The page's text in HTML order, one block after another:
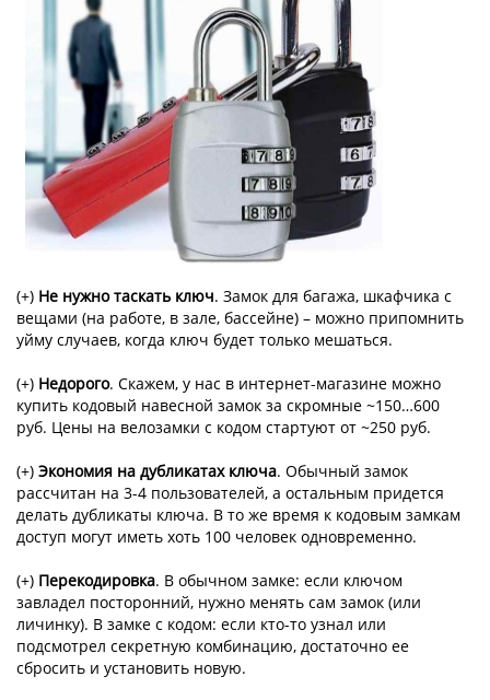
(+) Не нужно таскать ключ. Замок для багажа, шкафчика с
вещами (на работе, в зале, бассейне) – можно припомнить
уйму случаев, когда ключ будет только мешаться.
(+) Недорого. Скажем, у нас в интернет-магазине можно
купить кодовый навесной замок за скромные ~150…600
руб. Цены на велозамки с кодом стартуют от ~250 руб.
(+) Экономия на дубликатах ключа. Обычный замок
рассчитан на 3-4 пользователей, а остальным придется
делать дубликаты ключа. В то же время к кодовым замкам
доступ могут иметь хоть 100 человек одновременно.
(+) Перекодировка. В обычном замке: если ключом
завладел посторонний, нужно менять сам замок (или
личинку). В замке с кодом: если кто-то узнал или
подсмотрел секретную комбинацию, достаточно ее
сбросить и установить новую.